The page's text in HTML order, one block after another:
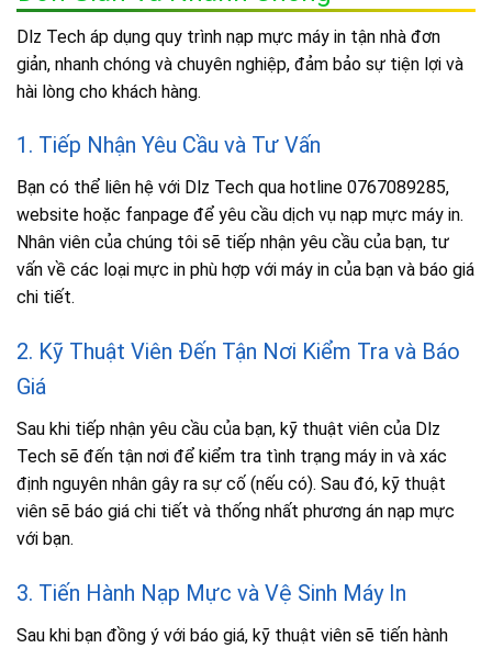
Dlz Tech áp dụng quy trình nạp mực máy in tận nhà đơn
giản, nhanh chóng và chuyên nghiệp, đảm bảo sự tiện lợi và
hài lòng cho khách hàng.
1. Tiếp Nhận Yêu Cầu và Tư Vấn
Bạn có thể liên hệ với Dlz Tech qua hotline 0767089285,
website hoặc fanpage để yêu cầu dịch vụ nạp mực máy in.
Nhân viên của chúng tôi sẽ tiếp nhận yêu cầu của bạn, tư
vấn về các loại mực in phù hợp với máy in của bạn và báo giá
chi tiết.
2. Kỹ Thuật Viên Đến Tận Nơi Kiểm Tra và Báo
Giá
Sau khi tiếp nhận yêu cầu của bạn, kỹ thuật viên của Dlz
Tech sẽ đến tận nơi để kiểm tra tình trạng máy in và xác
định nguyên nhân gây ra sự cố (nếu có). Sau đó, kỹ thuật
viên sẽ báo giá chi tiết và thống nhất phương án nạp mực
với bạn.
3. Tiến Hành Nạp Mực và Vệ Sinh Máy In
Sau khi bạn đồng ý với báo giá, kỹ thuật viên sẽ tiến hành